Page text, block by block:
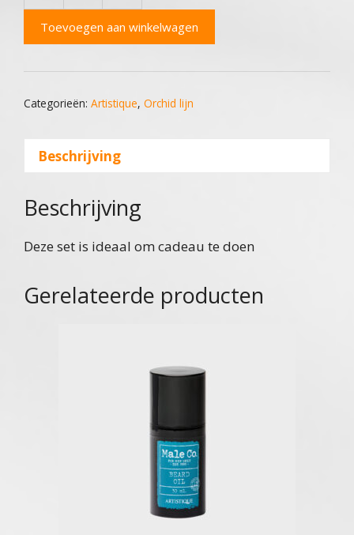
Repair
Toevoegen aan winkelwagen
Categorieën: Artistique, Orchid lijn
Beschrijving
Beschrijving
Deze set is ideaal om cadeau te doen
Gerelateerde producten